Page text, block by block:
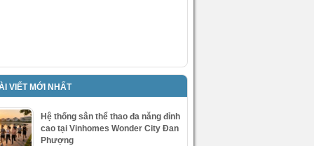
VIẾT MỚI NHẤT
Hệ thống sân thể thao đa năng đỉnh
cao tại Vinhomes Wonder City Đan
Phượng